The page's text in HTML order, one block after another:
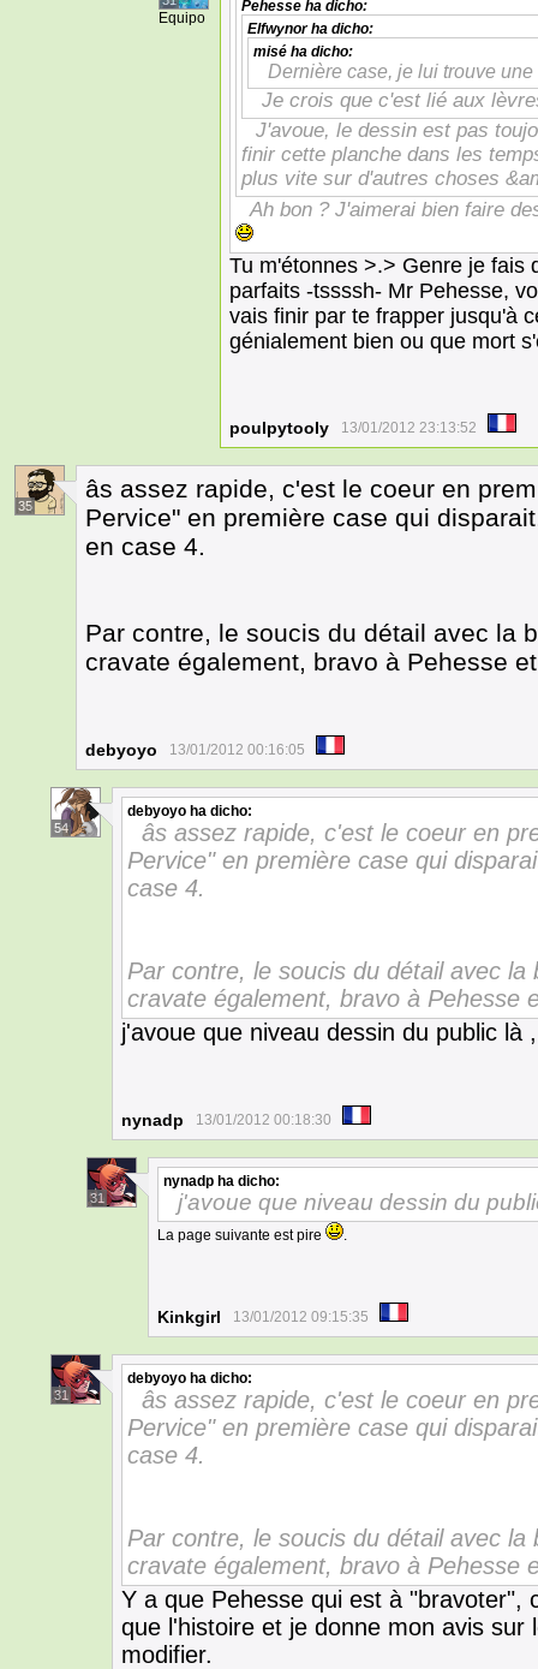
Equipo
Pehesse ha dicho:
Elfwynorha dicho:
misé ha dicho:
Dernière case, je lui trouve
Je crois que c'est lié aux
J'avoue, le dessin est pas
finir cette planche dans les
plus vite sur d'autres choses
Ah bon ? J'aimerai bien faire
Tu m'étonnes >.> Genre je fais
parfaits -tssssh- Mr Pehesse,
vais finir par te frapper jusqu'à
génialement bien ou que mort
poulpytooly 13/01/2012 23:13:52
35
âs assez rapide, c'est le coeur en
Pervice" en première case qui
en case 4.
Par contre, le soucis du détail avec la
cravate également, bravo à Pehesse
debyoyo 13/01/2012 00:16:05
54
debyoyo ha dicho:
âs assez rapide, c'est le coeur en
Pervice" en première case qui
case 4.
Par contre, le soucis du détail avec
cravate également, bravo à Pehesse
j'avoue que niveau dessin du public là
nynadp 13/01/2012 00:18:30
31
nynadp ha dicho:
j'avoue que niveau dessin du
La page suivante est pire .
Kinkgirl 13/01/2012 09:15:35
31
debyoyo ha dicho:
âs assez rapide, c'est le coeur en
Pervice" en première case qui
case 4.
Par contre, le soucis du détail avec
cravate également, bravo à Pehesse
Y a que Pehesse qui est à "bravoter",
que l'histoire et je donne mon avis
modifier.